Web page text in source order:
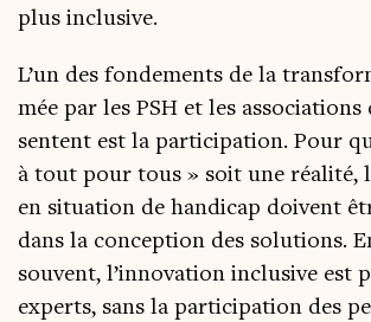
plus inclusive.
L’un des fon­de­ments de la
mée par les PSH et les
sentent est la par­ti­ci­pa­tion. Pour
à tout pour tous » soit une réa­li­té,
en situa­tion de han­di­cap doivent
dans la concep­tion des solu­tions.
sou­vent, l’innovation inclu­sive est
experts, sans la par­ti­ci­pa­tion des